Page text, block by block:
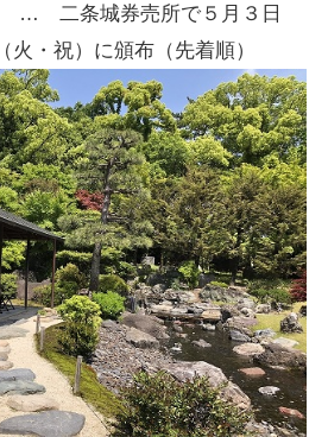
… 二条城券売所で５月３日
・祝）に頒布（先着順）